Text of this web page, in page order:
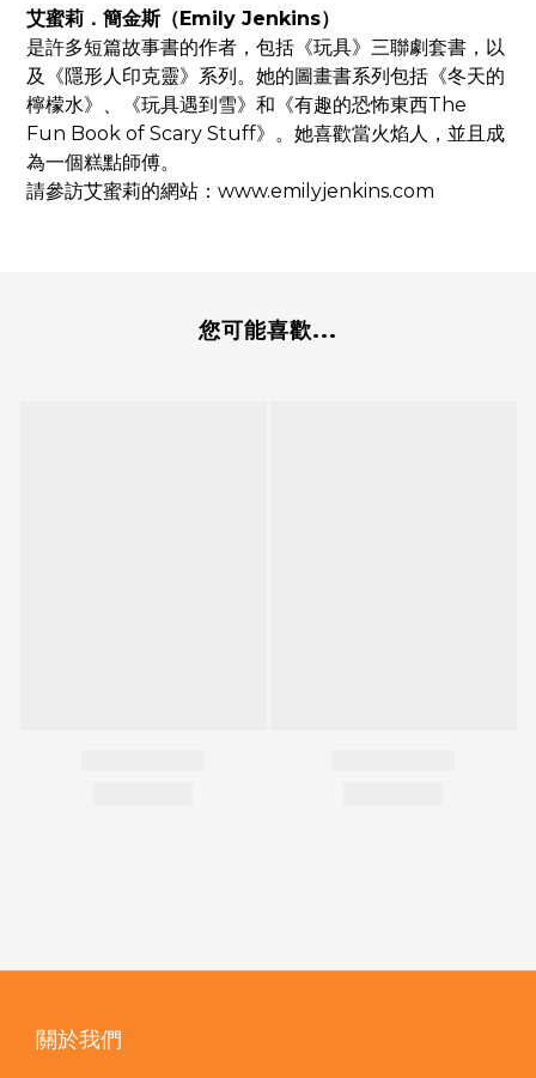
艾蜜莉．簡金斯（Emily Jenkins）
是許多短篇故事書的作者，包括《玩具》三聯劇套書，以
及《隱形人印克靈》系列。她的圖畫書系列包括《冬天的
檸檬水》、《玩具遇到雪》和《有趣的恐怖東西The
Fun Book of Scary Stuff》。她喜歡當火焰人，並且成
為一個糕點師傅。
請參訪艾蜜莉的網站：www.emilyjenkins.com
您可能喜歡...
關於我們